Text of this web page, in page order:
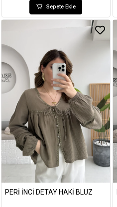
Sepete Ekle
PERI İNCI DETAY HAKI BLUZ